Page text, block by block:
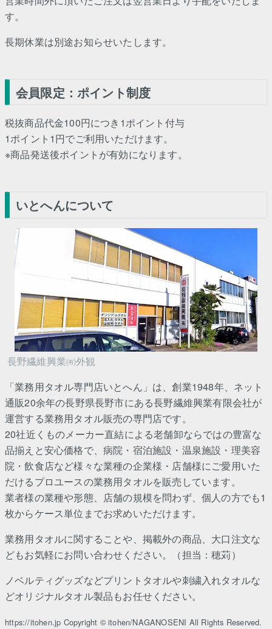
す。
長期休業は別途お知らせいたします。
会員限定：ポイント制度
税抜商品代金100円につき1ポイント付与
1ポイント1円でご利用いただけます。
※商品発送後ポイントが有効になります。
いとへんについて
長野繊維興業㈲外観
「業務用タオル専門店いとへん」は、創業1948年、ネット
通販20余年の長野県長野市にある長野繊維興業有限会社が
運営する業務用タオル販売の専門店です。
20社近くものメーカー直結による老舗卸ならではの豊富な
品揃えと安心価格で、病院・宿泊施設・温泉施設・理美容
院・飲食店など様々な業種の企業様・店舗様にご愛用いた
だけるプロユースの業務用タオルを販売しています。
業者様の業種や形態、店舗の規模を問わず、個人の方でも1
枚からケース単位までお求めいただけます。
業務用タオルに関することや、掲載外の商品、大口注文な
どもお気軽にお問い合わせください。（担当：穂苅）
ノベルティグッズなどプリントタオルや刺繍入れタオルな
どオリジナルタオル製品もお任せください。
https://itohen.jp Copyright © itohen/NAGANOSENI All Rights Reserved.